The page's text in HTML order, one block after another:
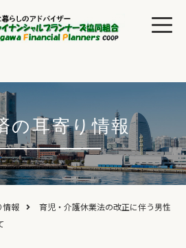
の耳寄り情報
情報
育児・介護休業法の改正に伴う男性